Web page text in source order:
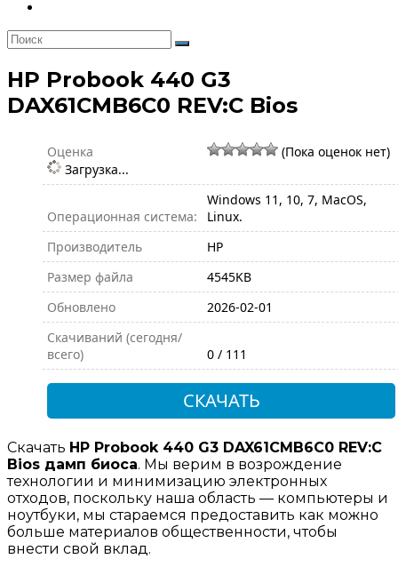
HP Probook 440 G3
DAX61CMB6C0 REV:C Bios
Оценка
(Пока оценок нет)
Загрузка...
Операционная система:
Windows 11, 10, 7, MacOS,
Linux.
Производитель
HP
Размер файла
4545KB
Обновлено
2026-02-01
Скачиваний (сегодня/
всего)
0 / 111
СКАЧАТЬ
Скачать HP Probook 440 G3 DAX61CMB6C0 REV:C
Bios дамп биоса. Мы верим в возрождение
технологии и минимизацию электронных
отходов, поскольку наша область — компьютеры и
ноутбуки, мы стараемся предоставить как можно
больше материалов общественности, чтобы
внести свой вклад.